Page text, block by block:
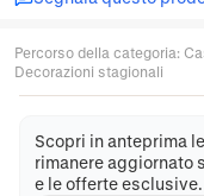
Percorso della categoria:
Decorazioni stagionali
Scopri in anteprima
rimanere aggiornato
e le offerte esclusive.